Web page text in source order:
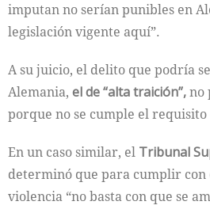
imputan no serían punibles en
legislación vigente aquí”.
A su juicio, el delito que podría
Alemania, el de “alta traición”,no
porque no se cumple el requisito
En un caso similar, el Tribunal
determinó que para cumplir con
violencia “no basta con que se